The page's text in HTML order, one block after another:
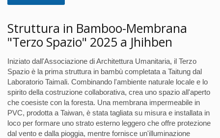
Struttura in Bamboo-Membrana
"Terzo Spazio" 2025 a Jhihben
Iniziato dall'Associazione di Architettura Umanitaria, il Terzo
Spazio è la prima struttura in bambù completata a Taitung dal
Laboratorio Taimali. Combinando l'ambiente naturale locale e lo
spirito della costruzione collaborativa, crea uno spazio all'aperto
che coesiste con la foresta. Una membrana impermeabile in
PVC, prodotta a Taiwan, è stata tagliata su misura e installata in
loco per formare uno strato esterno leggero che offre protezione
dal vento e dalla pioggia, mentre fornisce un'illuminazione